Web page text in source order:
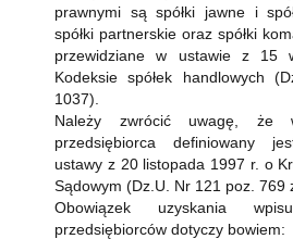
prawnymi są spółki jawne i
spółki partnerskie oraz spółki
przewidziane w ustawie z 15
Kodeksie spółek handlowych
1037).
Należy zwrócić uwagę, że
przedsiębiorca definiowany
ustawy z 20 listopada 1997 r. o
Sądowym (Dz.U. Nr 121 poz. 769
Obowiązek uzyskania
przedsiębiorców dotyczy bowiem: